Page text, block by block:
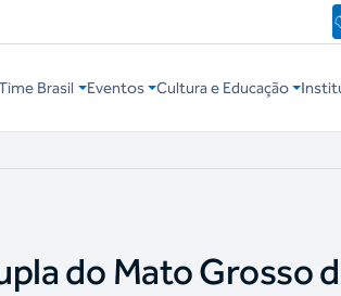
Brasil Eventos Cultura e Educação
do Mato Grosso